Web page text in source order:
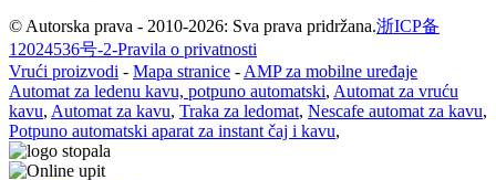
© Autorska prava - 2010-2026: Sva prava pridržana.浙ICP备
12024536号-2-Pravila o privatnosti
Vrući proizvodi - Mapa stranice - AMP za mobilne uređaje
Automat za ledenu kavu, potpuno automatski, Automat za vruću
kavu, Automat za kavu, Traka za ledomat, Nescafe automat za kavu,
Potpuno automatski aparat za instant čaj i kavu,